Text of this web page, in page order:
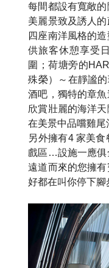
每間都設有寬敞
美麗景致及誘人
四座南洋風格的
供旅客休憩享受
圍；荷塘旁的
殊榮）～在靜謐
酒吧，獨特的章
欣賞壯麗的海洋
在美景中品嚐雞尾
另外擁有4 家美
戲區…設施一應俱
遠道而來的您擁
好都在叫你停下腳